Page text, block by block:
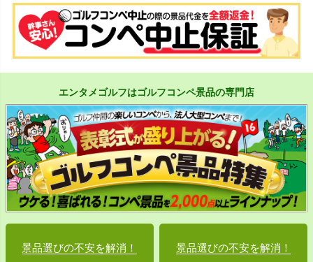
エンタメゴルフはゴルフコンペ景品の専門店
景品選びの不安を解消！ 景品選びの不安を解消！